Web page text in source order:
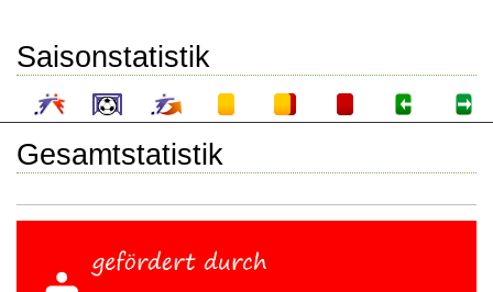
Saisonstatistik
Gesamtstatistik